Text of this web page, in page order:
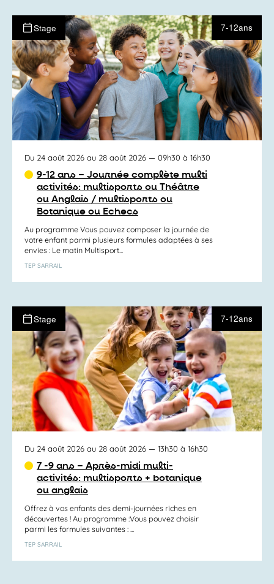
Stage 7-12ans
Du 24 août 2026 au 28 août 2026 — 09h30 à 16h30
9-12 ans – Journée complète multi
activités: multisports ou Théâtre
ou Anglais / multisports ou
Botanique ou Echecs
Au programme Vous pouvez composer la journée de
votre enfant parmi plusieurs formules adaptées à ses
envies : Le matin Multisport...
TEP SARRAIL
Stage 7-12ans
Du 24 août 2026 au 28 août 2026 — 13h30 à 16h30
7 -9 ans – Après-midi multi-
activités: multisports + botanique
ou anglais
Offrez à vos enfants des demi-journées riches en
découvertes ! Au programme :Vous pouvez choisir
parmi les formules suivantes : ...
TEP SARRAIL